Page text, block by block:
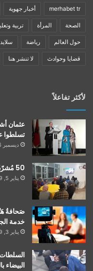
merhabet tr أخبار جهوية
الصحة المرأة تربية
حول العالم رياضة
قضايا وحوادث لا تنشر هنا
لأكثر تفاعلاً
عثمان
تسلطوا
ديسمبر 16, 2018
50 مُشرّدًا يَسْتَفيدُون من “عملية دفء” بخريبكة
يناير 5, 2019
صَحافةُ
خدمة
يناير 3, 2019
السلطات
البيضاء